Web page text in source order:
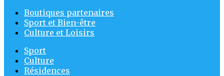
Boutiques partenaires
Sport et Bien-être
Culture et Loisirs
Sport
Culture
Résidences